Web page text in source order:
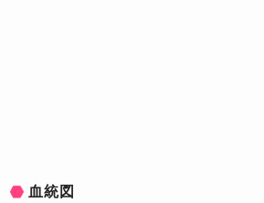
血統図